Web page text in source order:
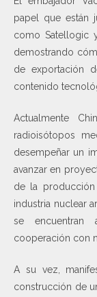
papel que están
como Satellogic
demostrando
de exportación
contenido
Actualmente
radioisótopos
desempeñar un
avanzar en
de la
industria nuclear
se encuentran
cooperación con
A su vez,
construcción de